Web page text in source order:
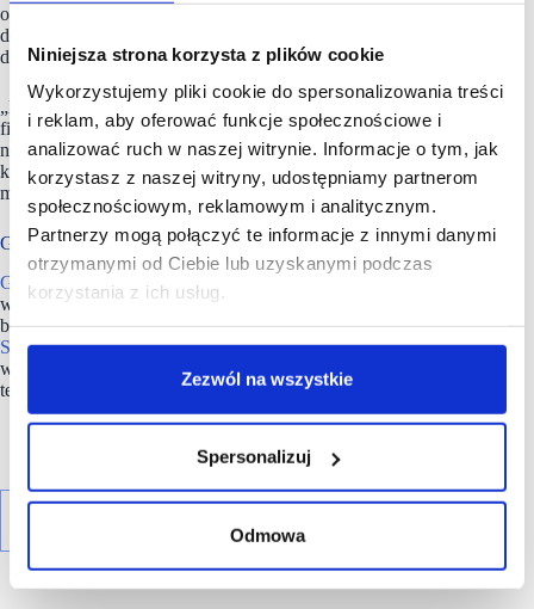
Niniejsza strona korzysta z plików cookie
Wykorzystujemy pliki cookie do spersonalizowania treści
i reklam, aby oferować funkcje społecznościowe i
analizować ruch w naszej witrynie. Informacje o tym, jak
korzystasz z naszej witryny, udostępniamy partnerom
społecznościowym, reklamowym i analitycznym.
Partnerzy mogą połączyć te informacje z innymi danymi
otrzymanymi od Ciebie lub uzyskanymi podczas
korzystania z ich usług.
Zezwól na wszystkie
Spersonalizuj
Odmowa
osiedlowych i miejskich, gdzie kluczowe znaczenie ma szybki
dostęp do klubu oraz możliwość treningu o dowolnej porze
dnia i nocy.
„Nie budujemy klasycznych wielkopowierzchniowych klubów
fitness. Naszym celem jest stworzenie gęstej sieci
nowoczesnych, kompaktowych siłowni z pozytywnym
klimatem, które będą naturalnym elementem codzienności
mieszkańców” – dodaje Adam Śniady.
Gym No.1 działąją w formule w formule 24/7
Gym No.1
to sieć automatycznych klubów fitness działających
w formule 24/7. Marka rozwija koncept kompaktowych,
bezobsługowych siłowni dostępnych przez aplikację mobilną.
Siećkoncentruje się na lokalnych klubach oferujących pełne
wyposażenie treningowe oraz nowoczesne rozwiązania
technologiczne.